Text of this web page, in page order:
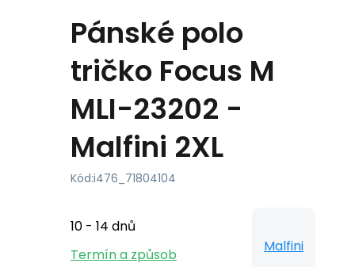
Pánské polo
tričko Focus M
MLI-23202 -
Malfini 2XL
Kód:i476_71804104
10 - 14 dnů
Termín a způsob
Malfini